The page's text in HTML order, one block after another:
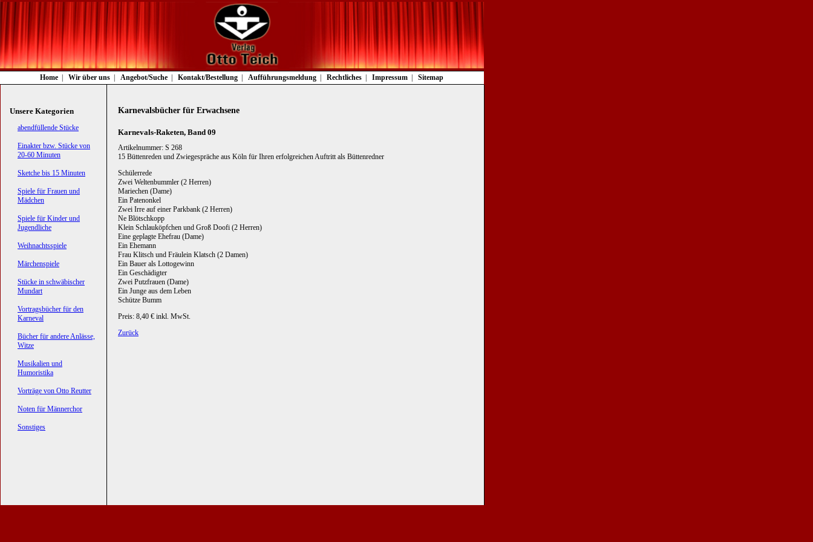
Navigation
überspringen
Home Wir über uns Angebot/Suche Kontakt/Bestellung Aufführungsmeldung Rechtliches Impressum Sitemap
Karnevalsbücher für Erwachsene
Karnevals-Raketen, Band 09
Artikelnummer: S 268
15 Büttenreden und Zwiegespräche aus Köln für Ihren erfolgreichen Auftritt als Büttenredner
Schülerrede
Zwei Weltenbummler (2 Herren)
Mariechen (Dame)
Ein Patenonkel
Zwei Irre auf einer Parkbank (2 Herren)
Ne Blötschkopp
Klein Schlauköpfchen und Groß Doofi (2 Herren)
Eine geplagte Ehefrau (Dame)
Ein Ehemann
Frau Klitsch und Fräulein Klatsch (2 Damen)
Ein Bauer als Lottogewinn
Ein Geschädigter
Zwei Putzfrauen (Dame)
Ein Junge aus dem Leben
Schütze Bumm
Preis: 8,40 € inkl. MwSt.
Zurück
Unsere Kategorien
Navigation
abendfüllende Stücke
Einakter bzw. Stücke von
20-60 Minuten
Sketche bis 15 Minuten
Spiele für Frauen und
Mädchen
Spiele für Kinder und
Jugendliche
Weihnachtsspiele
Märchenspiele
Stücke in schwäbischer
Mundart
Vortragsbücher für den
Karneval
Bücher für andere Anlässe,
Witze
Musikalien und
Humoristika
Vorträge von Otto Reutter
Noten für Männerchor
Sonstiges